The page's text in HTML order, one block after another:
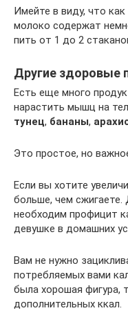
Имейте в виду, что
молоко содержат
пить от 1 до 2
Другие здоровые
Есть еще много
нарастить мышц на
тунец, бананы,
Это простое, но
Если вы хотите
больше, чем
необходим профицит
девушке в домашних
Вам не нужно
потребляемых вами
была хорошая фигура,
дополнительных ккал.